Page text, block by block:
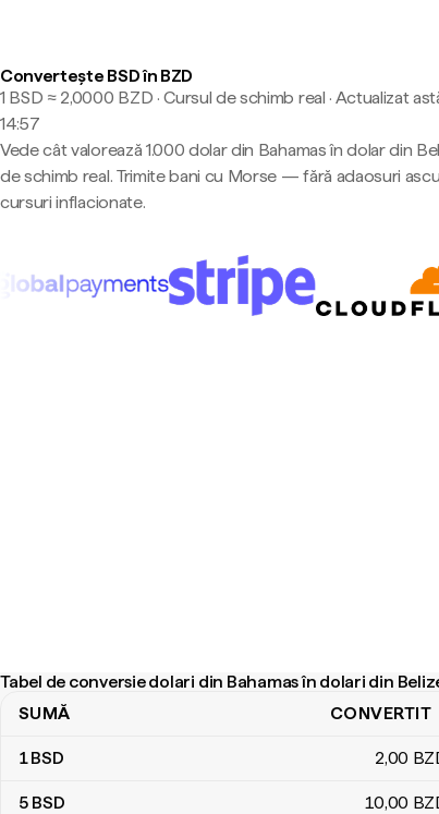
Convertește BSD în BZD
1 BSD ≈ 2,0000 BZD · Cursul de schimb real · Actualizat
14:57
Vede cât valorează 1.000 dolar din Bahamas în dolar din
de schimb real. Trimite bani cu Morse — fără adaosuri
cursuri inflacionate.
Tabel de conversie dolari din Bahamas în dolari din
Tabel de conversie dolari din Bahamas în dolari din Belize
SUMĂ CONVERTIT
1BSD 2,00
5 BSD 10,00